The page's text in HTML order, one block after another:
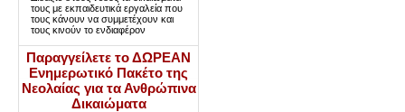
τους με εκπαιδευτικά εργαλεία που
τους κάνουν να συμμετέχουν και
τους κινούν το ενδιαφέρον
Παραγγείλετε το ΔΩΡΕΑΝ
Ενημερωτικό Πακέτο της
Νεολαίας για τα Ανθρώπινα
Δικαιώματα